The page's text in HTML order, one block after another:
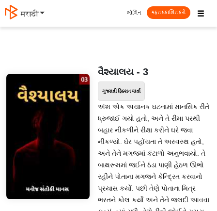
मराठी ☰
લૉગિન મફત પ્રકાશિત કરો
વૈશ્યાલય - 3
ગુજરાતી ફિક્શન વાર્તા
અંશ એક અચાનક ઘટનામાં માનસિક રીતે
ધ્રુજાઈ ગયો હતો, અને તે રીમા પરથી
બહાર નીકળીને રીક્ષા કરીને ઘરે જવા
નીકળ્યો. ઘેર પહોંચતા તે અસ્વસ્થ હતો,
અને તેને મગજમાં કંટાળો અનુભવાયો. તે
બાથરૂમમાં જઈને ઠંડા પાણી હેઠળ ઊભો
રહીને પોતાના મગજને કેન્દ્રિત કરવાનો
પ્રયાસ કર્યો. પછી તેણે પોતાના મિત્ર
ભરતને કોલ કર્યો અને તેને જલદી આવવા